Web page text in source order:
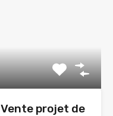
Vente projet de